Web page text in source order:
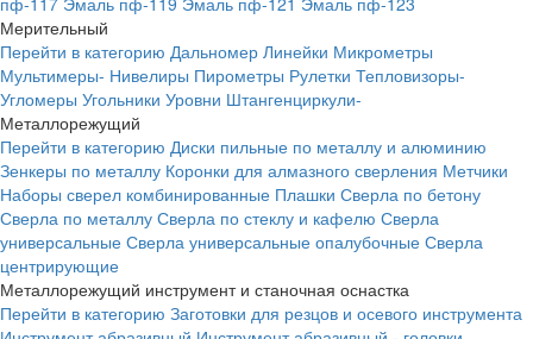
Мерительный
Перейти в категорию Дальномер Линейки Микрометры
Мультимеры- Нивелиры Пирометры Рулетки Тепловизоры-
Угломеры Угольники Уровни Штангенциркули-
Металлорежущий
Перейти в категорию Диски пильные по металлу и алюминию
Зенкеры по металлу Коронки для алмазного сверления Метчики
Наборы сверел комбинированные Плашки Сверла по бетону
Сверла по металлу Сверла по стеклу и кафелю Сверла
универсальные Сверла универсальные опалубочные Сверла
центрирующие
Металлорежущий инструмент и станочная оснастка
Перейти в категорию Заготовки для резцов и осевого инструмента